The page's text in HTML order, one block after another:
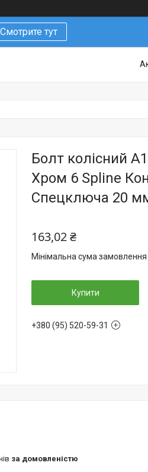
Смотрите тут
Болт колісний
Хром 6 Spline
Cпецключа 20
163,02 ₴
Мінімальна сума замовлення
Купити
+380 (95) 520-59-31
за домовленістю